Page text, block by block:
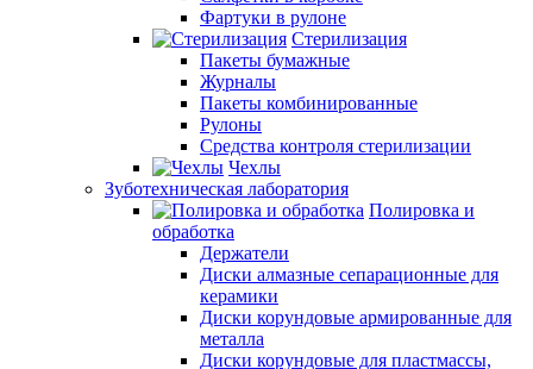
Фартуки в рулоне
Стерилизация
Пакеты бумажные
Журналы
Пакеты комбинированные
Рулоны
Средства контроля стерилизации
Чехлы
Зуботехническая лаборатория
Полировка и
обработка
Держатели
Диски алмазные сепарационные для
керамики
Диски корундовые армированные для
металла
Диски корундовые для пластмассы,